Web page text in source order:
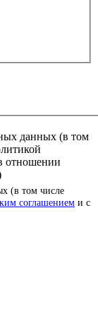
данных (в том
отношении
(в том числе
соглашением и с